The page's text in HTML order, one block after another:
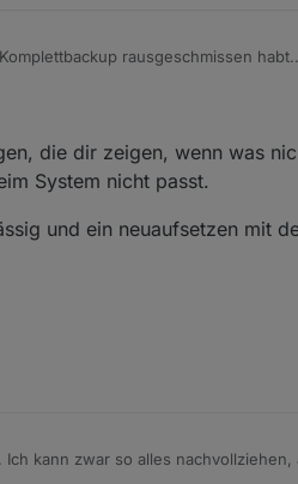
rausgeschmissen
das Minimal Backup nicht richtig
woran es gelegen hat.
das Backup brauchte, da das
war meine letzte Rettung das
mal auf der alten Version bis ich mir
zu sichern.
die dir zeigen, wenn was
System nicht passt.
und ein neuaufsetzen mit
kann zwar so alles nachvollziehen,